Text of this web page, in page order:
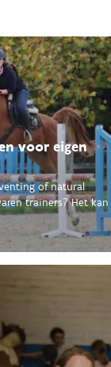
voor eigen
of natural
trainers? Het kan